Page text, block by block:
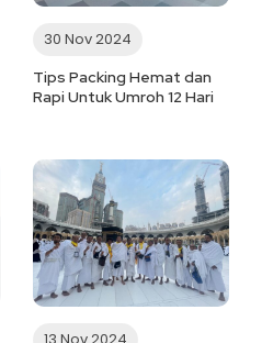
30 Nov 2024
Tips Packing Hemat dan
Rapi Untuk Umroh 12 Hari